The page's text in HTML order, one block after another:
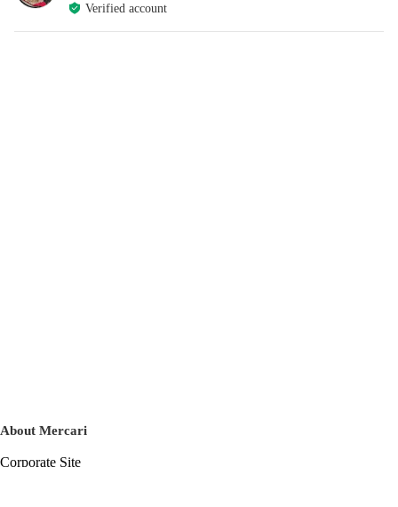
Verified account
About Mercari
Corporate Site